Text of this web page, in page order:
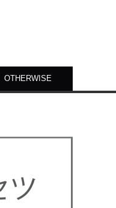
OTHERWISE